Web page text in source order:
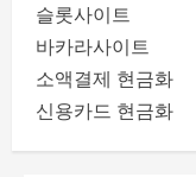
슬롯사이트
바카라사이트
소액결제 현금화
신용카드 현금화